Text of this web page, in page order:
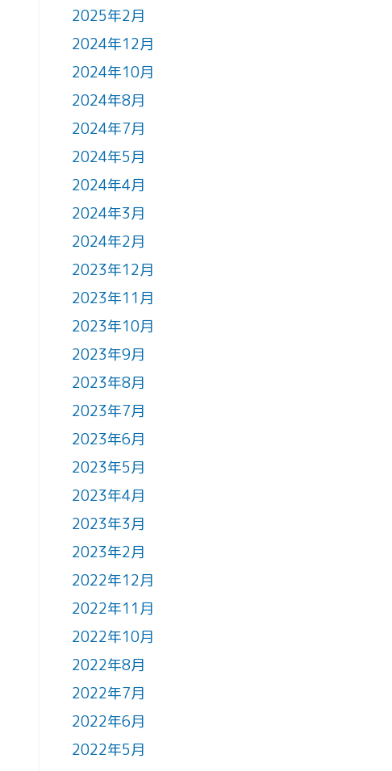
2025年2月
2024年12月
2024年10月
2024年8月
2024年7月
2024年5月
2024年4月
2024年3月
2024年2月
2023年12月
2023年11月
2023年10月
2023年9月
2023年8月
2023年7月
2023年6月
2023年5月
2023年4月
2023年3月
2023年2月
2022年12月
2022年11月
2022年10月
2022年8月
2022年7月
2022年6月
2022年5月